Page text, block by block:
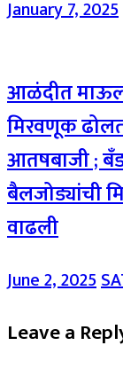
January 7, 2025
आळंदीत
मिरवणूक
आतषबाजी ;
बैलजोड्यांची
वाढली
June 2, 2025
Leave a